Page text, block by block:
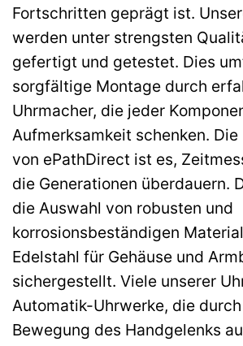
Fortschritten geprägt ist.
werden unter strengsten
gefertigt und getestet. Dies
sorgfältige Montage durch
Uhrmacher, die jeder
Aufmerksamkeit schenken. Die
von ePathDirect ist es,
die Generationen überdauern.
die Auswahl von robusten und
korrosionsbeständigen
Edelstahl für Gehäuse und
sichergestellt. Viele unserer
Automatik-Uhrwerke, die
Bewegung des Handgelenks